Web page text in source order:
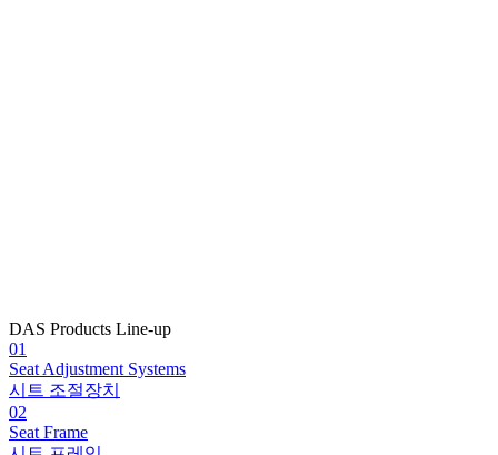
DAS Products Line-up
01
Seat Adjustment Systems
시트 조절장치
02
Seat Frame